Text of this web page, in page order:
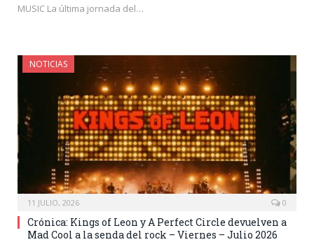
MUSIC La última jornada del…
NOTICIAS
11 JULIO, 2026 0
Crónica: Kings of Leon y A Perfect Circle devuelven a
Mad Cool a la senda del rock – Viernes – Julio 2026